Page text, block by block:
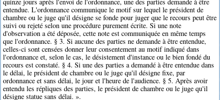
entendue. L'ordonnance communique le motif sur lequel le président de
chambre ou le juge qu'il désigne se fonde pour juger que le recours peut être
suivi ou rejeté selon une procédure purement écrite. Si une note
d'observation a été déposée, cette note est communiquée en même temps
que l'ordonnance. § 3. Si aucune des parties ne demande à être entendue,
celles-ci sont censées donner leur consentement au motif indiqué dans
l'ordonnance et, selon le cas, le désistement d'instance ou le bien fondé du
recours est constaté. § 4. Si une des parties a demandé à être entendue dans
le délai, le président de chambre ou le juge qu'il désigne fixe, par
ordonnance et sans délai, le jour et l'heure de l'audience. § 5. Après avoir
entendu les répliques des parties, le président de chambre ou le juge qu'il
désigne statue sans délai. ».